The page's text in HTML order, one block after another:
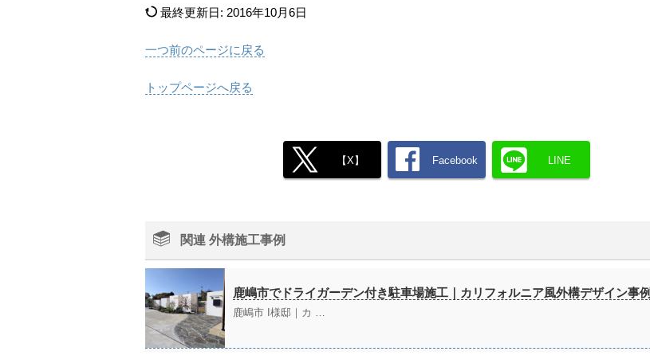
最終更新日: 2016年10月6日
一つ前のページに戻る
トップページへ戻る
【X】 Facebook LINE
関連 外構施工事例
鹿嶋市でドライガーデン付き駐車場施工｜カリフォルニア風外構デザイン事例
鹿嶋市 I様邸｜カ …